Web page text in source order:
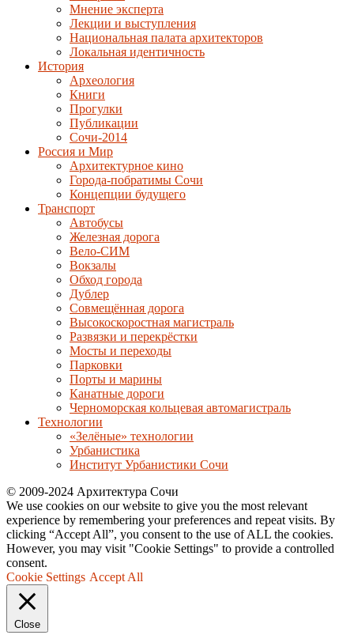
Мнение эксперта
Лекции и выступления
Национальная палата архитекторов
Локальная идентичность
История
Археология
Книги
Прогулки
Публикации
Сочи-2014
Россия и Мир
Архитектурное кино
Города-побратимы Сочи
Концепции будущего
Транспорт
Автобусы
Железная дорога
Вело-СИМ
Вокзалы
Обход города
Дублер
Совмещённая дорога
Высокоскоростная магистраль
Развязки и перекрёстки
Мосты и переходы
Парковки
Порты и марины
Канатные дороги
Черноморская кольцевая автомагистраль
Технологии
«Зелёные» технологии
Урбанистика
Институт Урбанистики Сочи
© 2009-2024 Архитектура Сочи
We use cookies on our website to give you the most relevant
experience by remembering your preferences and repeat visits. By
clicking “Accept All”, you consent to the use of ALL the cookies.
However, you may visit "Cookie Settings" to provide a controlled
consent.
Cookie Settings Accept All
Close